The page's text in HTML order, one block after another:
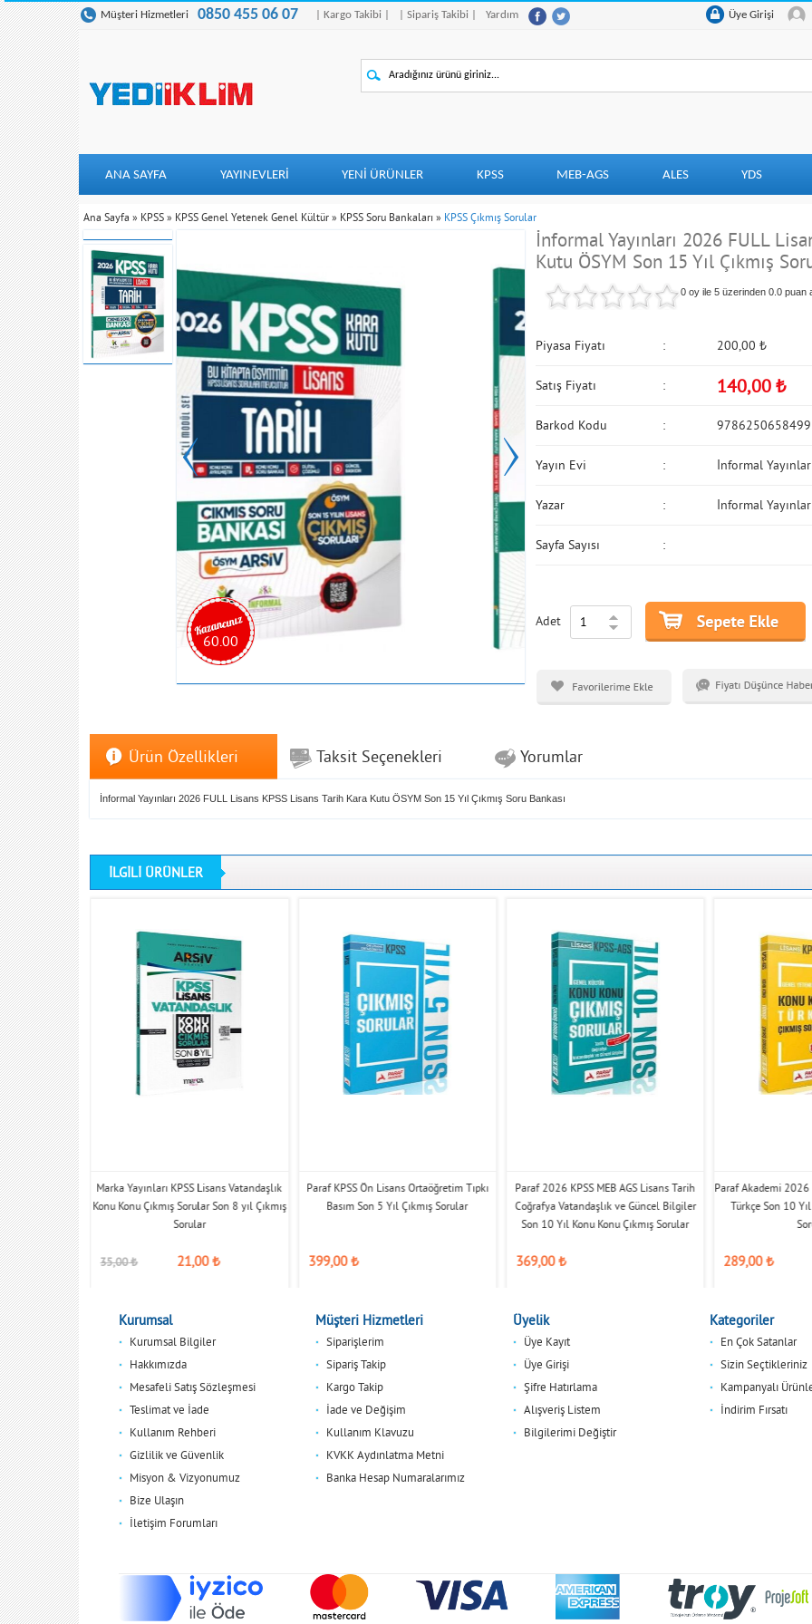
Müşteri Hizmetleri 0850 455 06 07 | Kargo Takibi | | Sipariş Takibi | Yardım Üye Girişi
ANA SAYFA YAYINEVLERİ YENI ÜRÜNLER KPSS MEB-AGS ALES YDS
Ana Sayfa » KPSS » KPSS Genel Yetenek Genel Kültür » KPSS Soru Bankaları » KPSS Çıkmış Sorular
60.00
İnformal Yayınları 2026 FULL
Kutu ÖSYM Son 15 Yıl Çıkmış
0 oy ile 5 üzerinden 0.0puan
Piyasa Fiyatı 200,00 ₺
Satış Fiyatı 140,00 ₺
Barkod Kodu 9786250658499
Yayın Evi İnformal
Yazar İnformal
Sayfa Sayısı
Adet
Ürün Özellikleri Taksit Seçenekleri Yorumlar
İnformal Yayınları 2026 FULL Lisans KPSS Lisans Tarih Kara Kutu ÖSYM Son 15 Yıl Çıkmış Soru Bankası
İLGİLİ ÜRÜNLER
Tıpkı
Sorular
Marka Yayınları KPSS Lisans Vatandaşlık
Konu Konu Çıkmış Sorular Son 8 yıl Çıkmış
Sorular
35,00₺ 21,00₺
Paraf KPSS Ön Lisans Ortaöğretim Tıpkı
Basım Son 5 Yıl Çıkmış Sorular
399,00₺
Paraf 2026 KPSS MEB AGS Lisans Tarih
Coğrafya Vatandaşlık ve Güncel Bilgiler
Son 10 Yıl Konu Konu Çıkmış Sorular
369,00₺
Paraf Akademi 2026
Türkçe Son 10
289,00₺
Kurumsal
Kurumsal Bilgiler
Hakkımızda
Mesafeli Satış Sözleşmesi
Teslimat ve İade
Kullanım Rehberi
Gizlilik ve Güvenlik
Misyon & Vizyonumuz
Bize Ulaşın
İletişim Forumları
Müşteri Hizmetleri
Siparişlerim
Sipariş Takip
Kargo Takip
İade ve Değişim
Kullanım Klavuzu
KVKK Aydınlatma Metni
Banka Hesap Numaralarımız
Üyelik
Üye Kayıt
Üye Girişi
Şifre Hatırlama
Alışveriş Listem
Bilgilerimi Değiştir
Kategoriler
En Çok Satanlar
Sizin Seçtikleriniz
Kampanyalı
İndirim Fırsatı